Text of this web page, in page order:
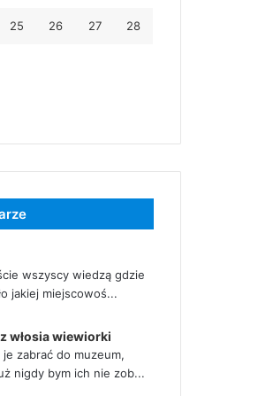
25 26 27 28
wszyscy wiedzą gdzie
jakiej miejscowoś...
włosia wiewiorki
je zabrać do muzeum,
nigdy bym ich nie zob...